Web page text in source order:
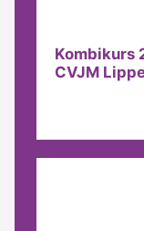
Kombikurs
CVJM